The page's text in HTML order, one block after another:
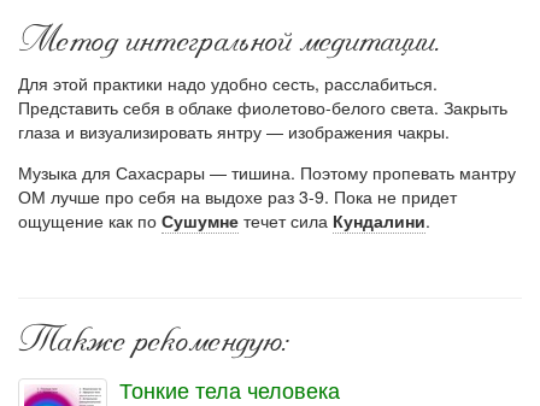
Метод интегральной медитации.
Для этой практики надо удобно сесть, расслабиться.
Представить себя в облаке фиолетово-белого света. Закрыть
глаза и визуализировать янтру — изображения чакры.
Музыка для Сахасрары — тишина. Поэтому пропевать мантру
ОМ лучше про себя на выдохе раз 3-9. Пока не придет
ощущение как по Сушумне течет сила Кундалини.
Также рекомендую:
Тонкие тела человека